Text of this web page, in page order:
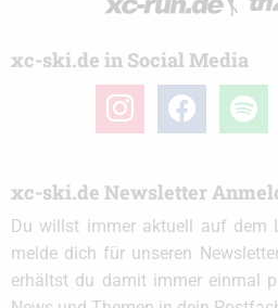
xc-ski.de in Social Media
instagramfacebook spotify
xc-ski.de Newsletter
Du willst immer aktuell auf dem
melde dich für unseren
erhältst du damit immer einmal